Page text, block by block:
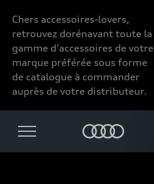
Chers accessoires-lovers,
retrouvez dorénavant toute la
gamme d’accessoires de votre
marque préférée sous forme
de catalogue à commander
auprès de votre distributeur.